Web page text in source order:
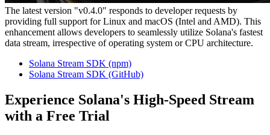
The latest version "v0.4.0" responds to developer requests by
providing full support for Linux and macOS (Intel and AMD). This
enhancement allows developers to seamlessly utilize Solana's fastest
data stream, irrespective of operating system or CPU architecture.
Solana Stream SDK (npm)
Solana Stream SDK (GitHub)
Experience Solana's High-Speed Stream
with a Free Trial